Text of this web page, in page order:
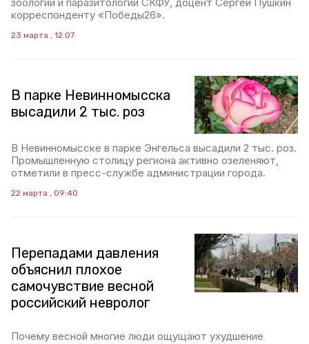
корреспонденту «Победы26».
23 марта , 12:07
В парке Невинномысска
высадили 2 тыс. роз
В Невинномысске в парке Энгельса высадили 2 тыс. роз.
Промышленную столицу региона активно озеленяют,
отметили в пресс-службе администрации города.
22 марта , 09:40
Перепадами давления
объяснил плохое
самочувствие весной
российский невролог
Почему весной многие люди ощущают ухудшение